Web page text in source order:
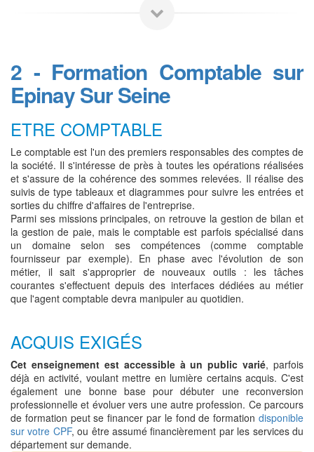
2 - Formation Comptable sur
Epinay Sur Seine
ETRE COMPTABLE
Le comptable est l'un des premiers responsables des comptes de
la société. Il s'intéresse de près à toutes les opérations réalisées
et s'assure de la cohérence des sommes relevées. Il réalise des
suivis de type tableaux et diagrammes pour suivre les entrées et
sorties du chiffre d'affaires de l'entreprise.
Parmi ses missions principales, on retrouve la gestion de bilan et
la gestion de paie, mais le comptable est parfois spécialisé dans
un domaine selon ses compétences (comme comptable
fournisseur par exemple). En phase avec l'évolution de son
métier, il sait s'approprier de nouveaux outils : les tâches
courantes s'effectuent depuis des interfaces dédiées au métier
que l'agent comptable devra manipuler au quotidien.
ACQUIS EXIGÉS
Cet enseignement est accessible à un public varié, parfois
déjà en activité, voulant mettre en lumière certains acquis. C'est
également une bonne base pour débuter une reconversion
professionnelle et évoluer vers une autre profession. Ce parcours
de formation peut se financer par le fond de formation disponible
sur votre CPF, ou être assumé financièrement par les services du
département sur demande.